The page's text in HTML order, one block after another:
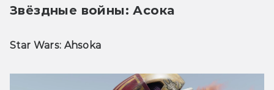
Звёздные войны: Асока
Star Wars: Ahsoka